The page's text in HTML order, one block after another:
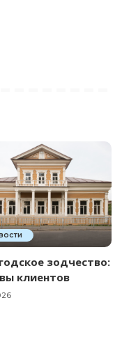
зодчество:
клиентов